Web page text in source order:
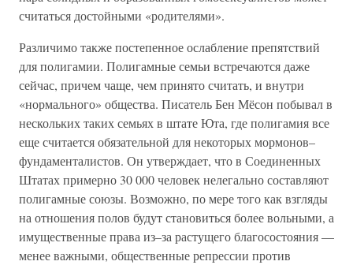
считаться достойными «родителями».
Различимо также постепенное ослабление препятствий
для полигамии. Полигамные семьи встречаются даже
сейчас, причем чаще, чем принято считать, и внутри
«нормального» общества. Писатель Бен Мёсон побывал в
нескольких таких семьях в штате Юта, где полигамия все
еще считается обязательной для некоторых мормонов–
фундаменталистов. Он утверждает, что в Соединенных
Штатах примерно 30 000 человек нелегально составляют
полигамные союзы. Возможно, по мере того как взгляды
на отношения полов будут становиться более вольными, а
имущественные права из–за растущего благосостояния —
менее важными, общественные репрессии против